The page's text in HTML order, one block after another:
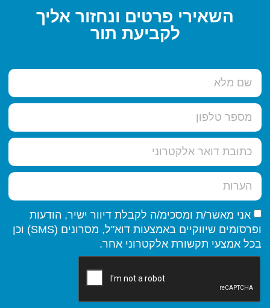
השאירי פרטים ונחזור אליך
לקביעת תור
אני מאשר/ת ומסכימ/ה לקבלת דיוור ישיר, הודעות
ופרסומים שיווקיים באמצעות דוא"ל, מסרונים (SMS) וכן
בכל אמצעי תקשורת אלקטרוני אחר.